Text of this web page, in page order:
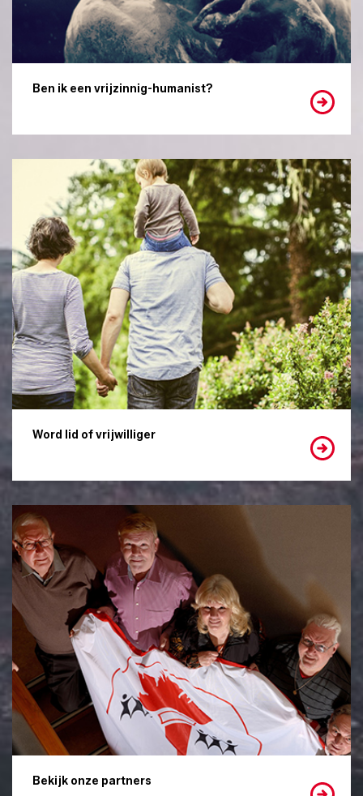
Ben ik een vrijzinnig-humanist?
Word lid of vrijwilliger
Bekijk onze partners